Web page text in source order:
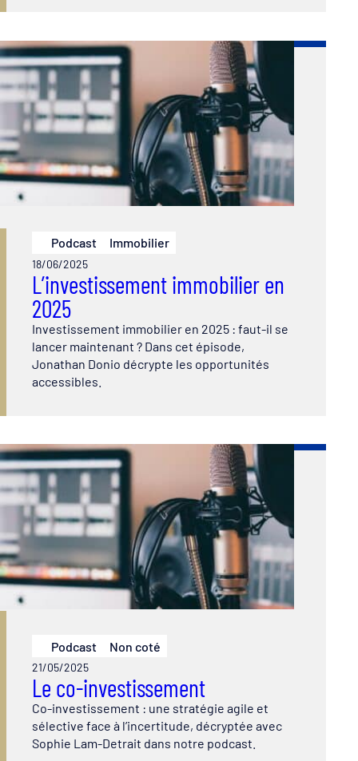
Podcast Immobilier
18/06/2025
L’investissement immobilier en
2025
Investissement immobilier en 2025 : faut-il se
lancer maintenant ? Dans cet épisode,
Jonathan Donio décrypte les opportunités
accessibles.
Podcast Non coté
21/05/2025
Le co-investissement
Co-investissement : une stratégie agile et
sélective face à l’incertitude, décryptée avec
Sophie Lam-Detrait dans notre podcast.